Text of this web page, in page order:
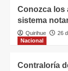
Conozca los
sistema
Quirihue 26
Nacional
Contraloría